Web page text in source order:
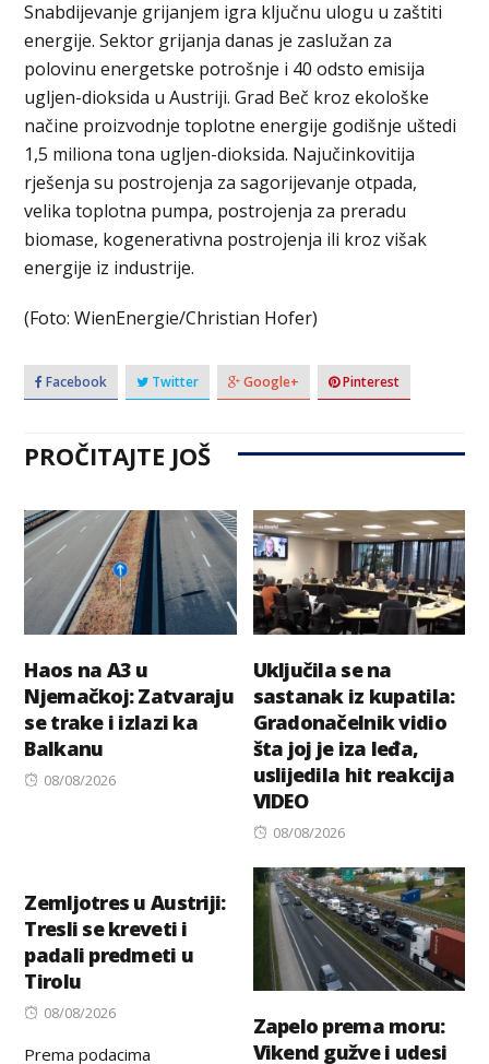
Snabdijevanje grijanjem igra ključnu ulogu u zaštiti
energije. Sektor grijanja danas je zaslužan za
polovinu energetske potrošnje i 40 odsto emisija
ugljen-dioksida u Austriji. Grad Beč kroz ekološke
načine proizvodnje toplotne energije godišnje uštedi
1,5 miliona tona ugljen-dioksida. Najučinkovitija
rješenja su postrojenja za sagorijevanje otpada,
velika toplotna pumpa, postrojenja za preradu
biomase, kogenerativna postrojenja ili kroz višak
energije iz industrije.
(Foto: WienEnergie/Christian Hofer)
Facebook Twitter Google+ Pinterest
PROČITAJTE JOŠ
Haos na A3 u
Njemačkoj: Zatvaraju
se trake i izlazi ka
Balkanu
Posted
08/08/2026
Uključila se na
sastanak iz kupatila:
Gradonačelnik vidio
šta joj je iza leđa,
uslijedila hit reakcija
VIDEO
Posted
08/08/2026
Zemljotres u Austriji:
Tresli se kreveti i
padali predmeti u
Tirolu
Posted
08/08/2026
Prema podacima
Zapelo prema moru:
Vikend gužve i udesi